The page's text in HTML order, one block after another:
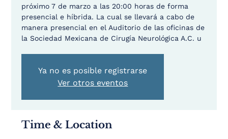
próximo 7 de marzo a las 20:00 horas de forma
presencial e híbrida. La cual se llevará a cabo de
manera presencial en el Auditorio de las oficinas de
la Sociedad Mexicana de Cirugía Neurológica A.C. u
Ya no es posible registrarse
Ver otros eventos
Time & Location